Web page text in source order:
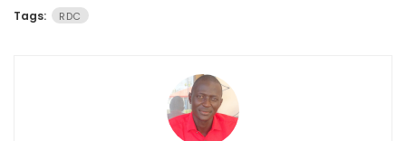
Tags: RDC